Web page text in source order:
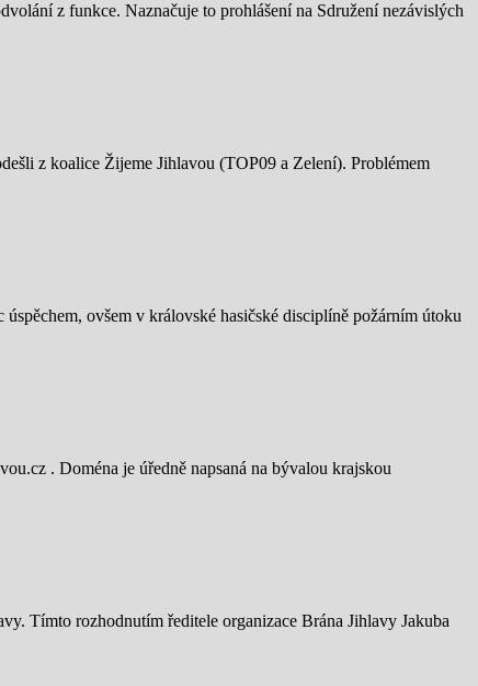
z funkce. Naznačuje to prohlášení na Sdružení nezávislých
z koalice Žijeme Jihlavou (TOP09 a Zelení). Problémem
ovšem v královské hasičské disciplíně požárním útoku
. Doména je úředně napsaná na bývalou krajskou
Tímto rozhodnutím ředitele organizace Brána Jihlavy Jakuba